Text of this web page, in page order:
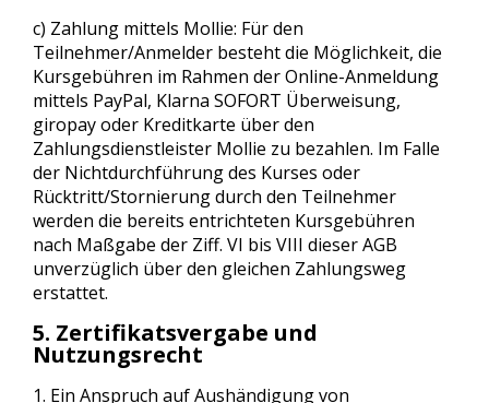
c) Zahlung mittels Mollie: Für den
Teilnehmer/Anmelder besteht die Möglichkeit, die
Kursgebühren im Rahmen der Online-Anmeldung
mittels PayPal, Klarna SOFORT Überweisung,
giropay oder Kreditkarte über den
Zahlungsdienstleister Mollie zu bezahlen. Im Falle
der Nichtdurchführung des Kurses oder
Rücktritt/Stornierung durch den Teilnehmer
werden die bereits entrichteten Kursgebühren
nach Maßgabe der Ziff. VI bis VIII dieser AGB
unverzüglich über den gleichen Zahlungsweg
erstattet.
5. Zertifikatsvergabe und
Nutzungsrecht
1. Ein Anspruch auf Aushändigung von